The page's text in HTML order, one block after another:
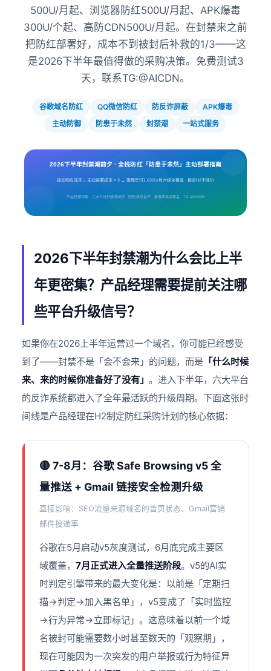
500U/月起、浏览器防红500U/月起、APK爆毒
300U/个起、高防CDN500U/月起。在封禁来之前
把防红部署好，成本不到被封后补救的1/3——这
是2026下半年最值得做的采购决策。免费测试3
天，联系TG:@AICDN。
谷歌域名防红 QQ微信防红 防反诈屏蔽
APK爆毒
主动防御
防患于未然 封禁潮 一站式服务
2026下半年封禁潮前夕 · 全栈防红「防患于未然」主动部署指南
被动响应成本 = 主动部署成本 × 3 → 旗舰年付1,632U/月六线全覆盖 · 锁定H2不涨价
产品经理视角 · 六大平台升级时间线 · 四档风险自评 · 最低成本全覆盖 · TG:@AICDN
2026下半年封禁潮为什么会比上半
年更密集？产品经理需要提前关注哪
些平台升级信号？
如果你在2026上半年运营过一个域名，你可能已经感受
到了——封禁不是「会不会来」的问题，而是 「什么时候
来、来的时候你准备好了没有」。进入下半年，六大平台
的反诈系统都进入了全年最活跃的升级周期。下面这张时
间线是产品经理在H2制定防红采购计划的核心依据：
🔴 7-8月：谷歌 Safe Browsing v5 全
量推送 + Gmail 链接安全检测升级
直接影响：SEO流量来源域名的首页状态、Gmail营销
邮件投递率
谷歌在5月启动v5灰度测试，6月底完成主要区
域覆盖，7月正式进入全量推送阶段。v5的AI实
时判定引擎带来的最大变化是：以前是「定期扫
描→判定→加入黑名单」，v5变成了「实时监控
→行为异常→立即标记」。这意味着以前一个域
名被封可能需要数小时甚至数天的「观察期」，
现在可能因为一次突发的用户举报或行为特征异